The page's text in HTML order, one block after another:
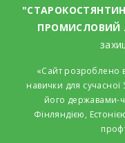
ПРОМИСЛОВИЙ
«Сайт розроблено
навички для сучасної
його
Фінляндією,